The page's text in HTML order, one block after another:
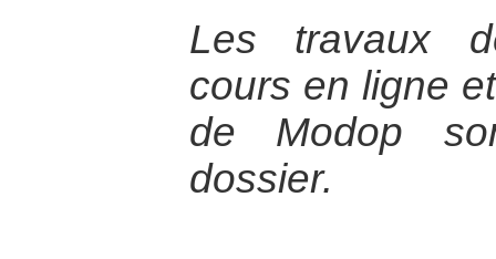
Les travaux
cours en ligne
de Modop
dossier.